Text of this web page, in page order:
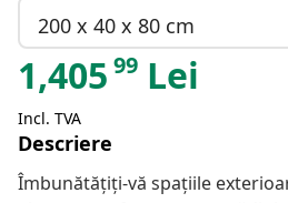
200 x 40 x 80 cm
1,405 99 Lei
Incl. TVA
Descriere
Îmbunătățiți-vă spațiile